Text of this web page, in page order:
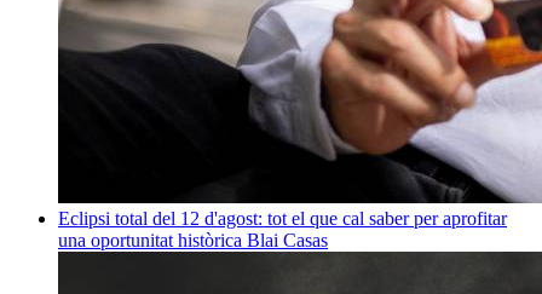
Eclipsi total del 12 d'agost: tot el que cal saber per aprofitar
una oportunitat històrica Blai Casas